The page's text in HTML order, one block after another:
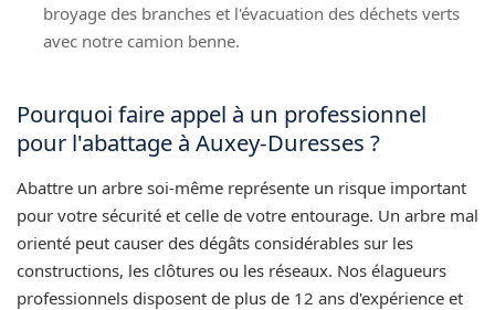
broyage des branches et l'évacuation des déchets verts
avec notre camion benne.
Pourquoi faire appel à un professionnel
pour l'abattage à Auxey-Duresses ?
Abattre un arbre soi-même représente un risque important
pour votre sécurité et celle de votre entourage. Un arbre mal
orienté peut causer des dégâts considérables sur les
constructions, les clôtures ou les réseaux. Nos élagueurs
professionnels disposent de plus de 12 ans d'expérience et